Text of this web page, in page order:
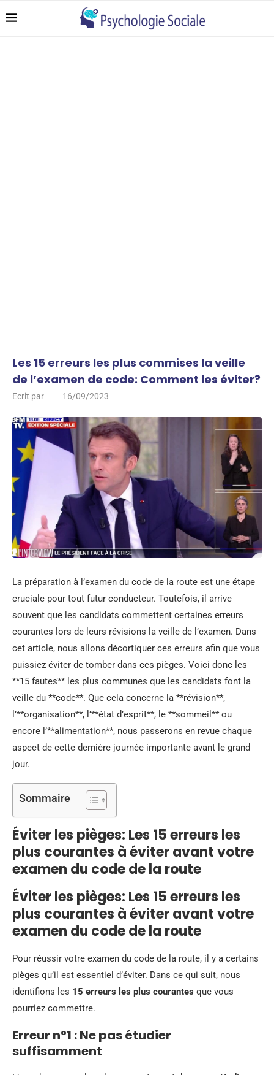
Les 15 erreurs les plus commises la veille
de l’examen de code: Comment les éviter?
Ecrit par 16/09/2023
La préparation à l’examen du code de la route est une étape
cruciale pour tout futur conducteur. Toutefois, il arrive
souvent que les candidats commettent certaines erreurs
courantes lors de leurs révisions la veille de l’examen. Dans
cet article, nous allons décortiquer ces erreurs afin que vous
puissiez éviter de tomber dans ces pièges. Voici donc les
**15 fautes** les plus communes que les candidats font la
veille du **code**. Que cela concerne la **révision**,
l’**organisation**, l’**état d’esprit**, le **sommeil** ou
encore l’**alimentation**, nous passerons en revue chaque
aspect de cette dernière journée importante avant le grand
jour.
Sommaire
Éviter les pièges: Les 15 erreurs les
plus courantes à éviter avant votre
examen du code de la route
Éviter les pièges: Les 15 erreurs les
plus courantes à éviter avant votre
examen du code de la route
Pour réussir votre examen du code de la route, il y a certains
pièges qu’il est essentiel d’éviter. Dans ce qui suit, nous
identifions les 15 erreurs les plus courantes que vous
pourriez commettre.
Erreur n°1 : Ne pas étudier
suffisamment